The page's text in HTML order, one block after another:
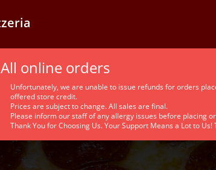
All online orders
Unfortunately, we are unable to issue refunds for orders
offered store credit.
Prices are subject to change. All sales are final.
Please inform our staff of any allergy issues before placing
Thank You for Choosing Us. Your Support Means a Lot to